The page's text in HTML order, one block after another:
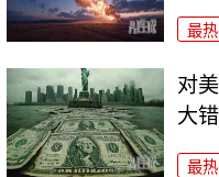
最热
对
大
最热